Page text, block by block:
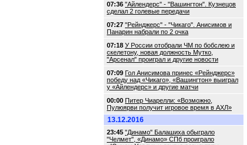
07:36 "Айлендерс" - "Вашингтон". Кузнецов
сделал 2 голевые передачи
07:27 "Рейнджерс" - "Чикаго". Анисимов и
Панарин набрали по 2 очка
07:18 У России отобрали ЧМ по бобслею и
скелетону, новая должность Мутко,
"Арсенал" проиграл и другие новости
07:09 Гол Анисимова принес «Рейнджерс»
победу над «Чикаго», «Вашингтон» выиграл
у «Айлендерс» и другие матчи
00:00 Питер Чиарелли: «Возможно,
Пулюярви получит игровое время в АХЛ»
13.12.2016
23:45 "Динамо" Балашиха обыграло
"Челмет", «Динамо» СПб проиграло